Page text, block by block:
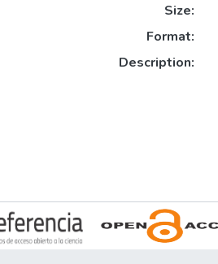
Size:
Format:
Description: